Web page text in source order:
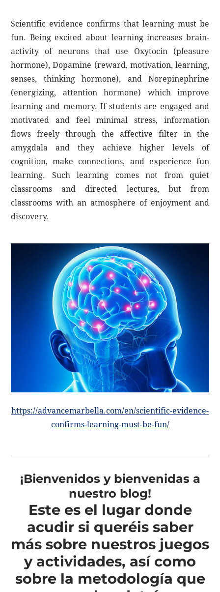
Scientific evidence confirms that learning must be
fun. Being excited about learning increases brain-
activity of neurons that use Oxytocin (pleasure
hormone), Dopamine (reward, motivation, learning,
senses, thinking hormone), and Norepinephrine
(energizing, attention hormone) which improve
learning and memory. If students are engaged and
motivated and feel minimal stress, information
flows freely through the affective filter in the
amygdala and they achieve higher levels of
cognition, make connections, and experience fun
learning. Such learning comes not from quiet
classrooms and directed lectures, but from
classrooms with an atmosphere of enjoyment and
discovery.
https://advancemarbella.com/en/scientific-evidence-
confirms-learning-must-be-fun/
¡Bienvenidos y bienvenidas a
nuestro blog!
Este es el lugar donde
acudir si queréis saber
más sobre nuestros juegos
y actividades, así como
sobre la metodología que